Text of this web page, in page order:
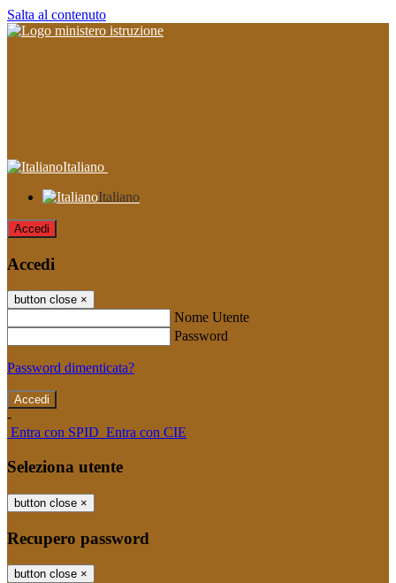
Salta al contenuto
Italiano
Italiano
Accedi
Accedi
button close ×
Nome Utente
Password
Password dimenticata?
-
Entra con SPID Entra con CIE
Seleziona utente
button close ×
Recupero password
button close ×